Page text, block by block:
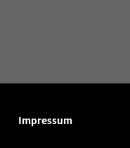
Impressum